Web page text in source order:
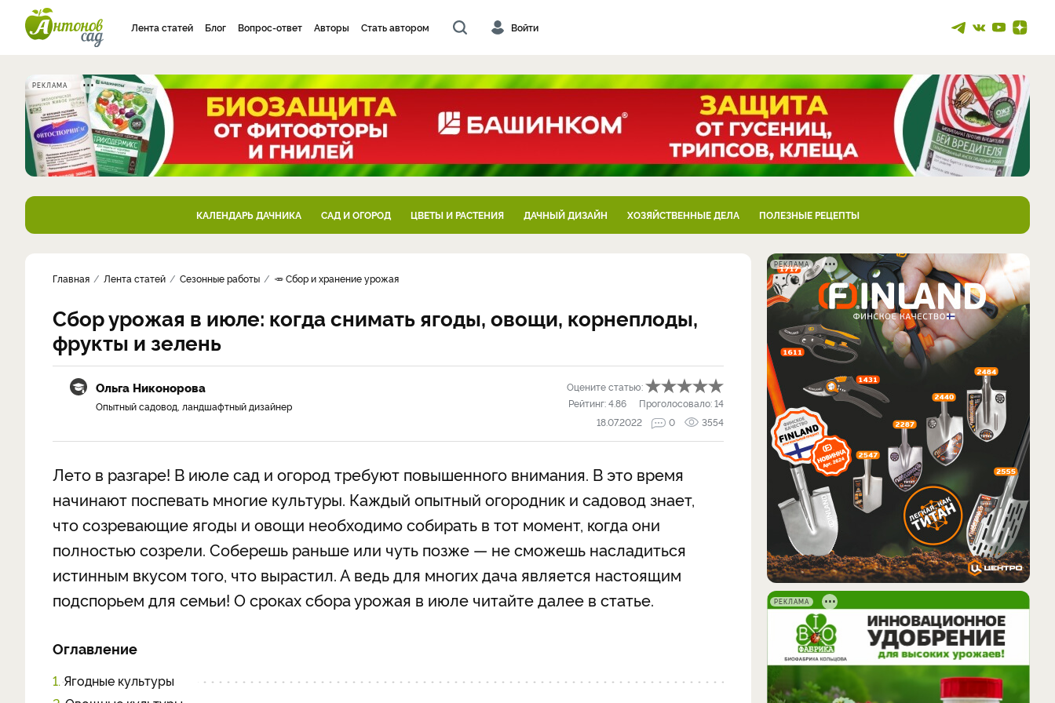
Лента статей Блог Вопрос-ответ Авторы Стать автором Войти
РЕКЛАМА
КАЛЕНДАРЬ ДАЧНИКА САД И ОГОРОД ЦВЕТЫ И РАСТЕНИЯ ДАЧНЫЙ ДИЗАЙН ХОЗЯЙСТВЕННЫЕ ДЕЛА ПОЛЕЗНЫЕ РЕЦЕПТЫ
Главная Лента статей Сезонные работы 🥕 Сбор и хранение урожая
Сбор урожая в июле: когда снимать ягоды, овощи, корнеплоды,
фрукты и зелень
Ольга Никонорова
Опытный садовод, ландшафтный дизайнер
Оцените статью:
Рейтинг:4.86 Проголосовало:14
18.07.2022
0 3554
Лето в разгаре! В июле сад и огород требуют повышенного внимания. В это время
начинают поспевать многие культуры. Каждый опытный огородник и садовод знает,
что созревающие ягоды и овощи необходимо собирать в тот момент, когда они
полностью созрели. Соберешь раньше или чуть позже — не сможешь насладиться
истинным вкусом того, что вырастил. А ведь для многих дача является настоящим
подспорьем для семьи! О сроках сбора урожая в июле читайте далее в статье.
Оглавление
1. Ягодные культуры
РЕКЛАМА
РЕКЛАМА